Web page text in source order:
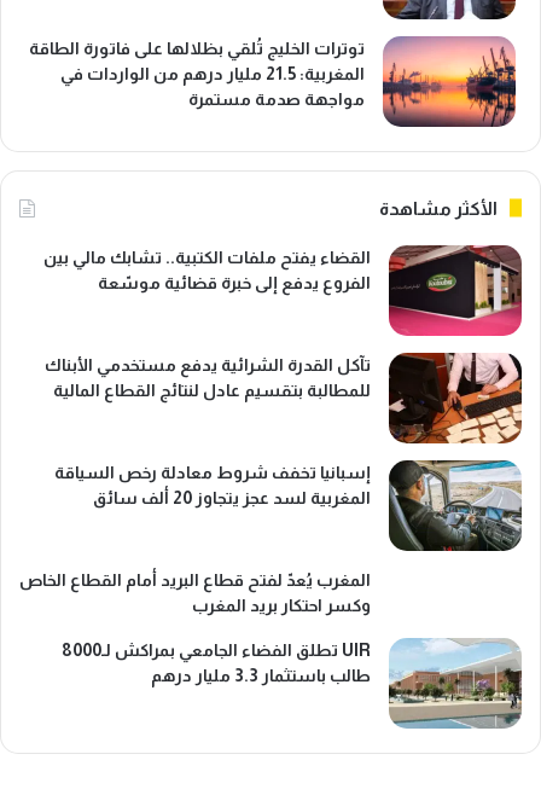
توترات الخليج تُلقي بظلالها على فاتورة الطاقة
المغربية: 21.5 مليار درهم من الواردات في
مواجهة صدمة مستمرة
الأكثر مشاهدة
القضاء يفتح ملفات الكتبية.. تشابك مالي بين
الفروع يدفع إلى خبرة قضائية موسّعة
تآكل القدرة الشرائية يدفع مستخدمي الأبناك
للمطالبة بتقسيم عادل لنتائج القطاع المالية
إسبانيا تخفف شروط معادلة رخص السياقة
المغربية لسد عجز يتجاوز 20 ألف سائق
المغرب يُعدّ لفتح قطاع البريد أمام القطاع الخاص
وكسر احتكار بريد المغرب
UIR تطلق الفضاء الجامعي بمراكش لـ8000
طالب باستثمار 3.3 مليار درهم